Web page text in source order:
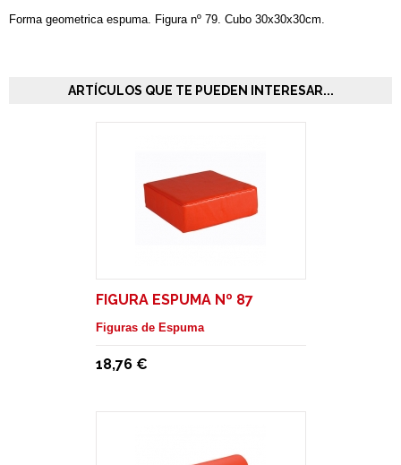
Forma geometrica espuma. Figura nº 79. Cubo 30x30x30cm.
ARTÍCULOS QUE TE PUEDEN INTERESAR...
FIGURA ESPUMA Nº 87
Figuras de Espuma
18,76 €